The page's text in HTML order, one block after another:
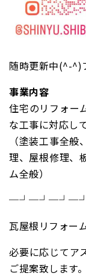
随時更新中(^-^)
事業内容
住宅のリフォー
な工事に対応し
（塗装工事全
理、屋根修理、
ム全般）
瓦屋根リフォー
必要に応じてア
ご提案致します。